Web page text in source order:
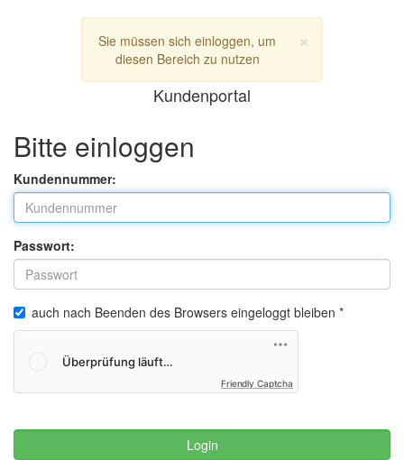
×
Sie müssen sich einloggen, um
diesen Bereich zu nutzen
Kundenportal
Bitte einloggen
Kundennummer:
Passwort:
auch nach Beenden des Browsers eingeloggt bleiben *
Friendly Captcha
Login